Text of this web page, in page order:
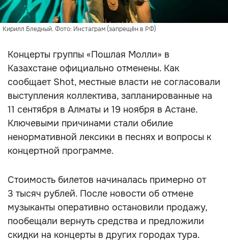
Кирилл Бледный. Фото: Инстаграм (запрещён в РФ)
Концерты группы «Пошлая Молли» в
Казахстане официально отменены. Как
сообщает Shot, местные власти не согласовали
выступления коллектива, запланированные на
11 сентября в Алматы и 19 ноября в Астане.
Ключевыми причинами стали обилие
ненормативной лексики в песнях и вопросы к
концертной программе.
Стоимость билетов начиналась примерно от
3 тысяч рублей. После новости об отмене
музыканты оперативно остановили продажу,
пообещали вернуть средства и предложили
скидки на концерты в других городах тура.